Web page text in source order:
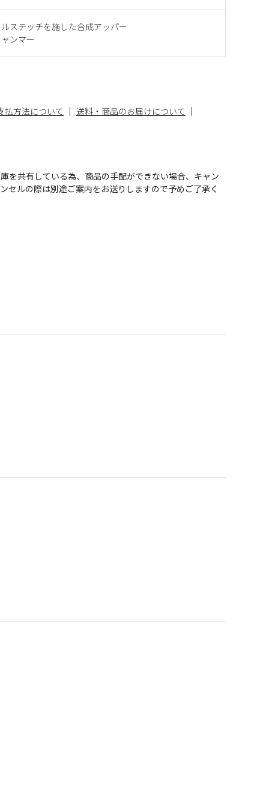
ステッチを施した合成アッパー
ンマー
払方法について
送料・商品のお届けについて
を共有している為、商品の手配ができない場合、キャン
セルの際は別途ご案内をお送りしますので予めご了承く